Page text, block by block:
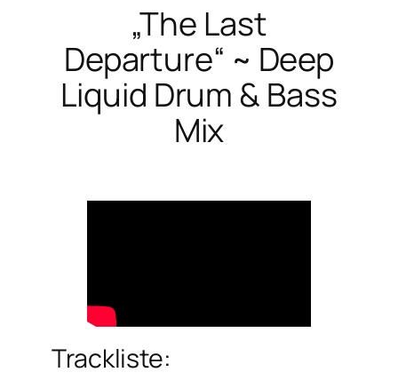
„The Last
Departure“ ~ Deep
Liquid Drum & Bass
Mix
Trackliste: